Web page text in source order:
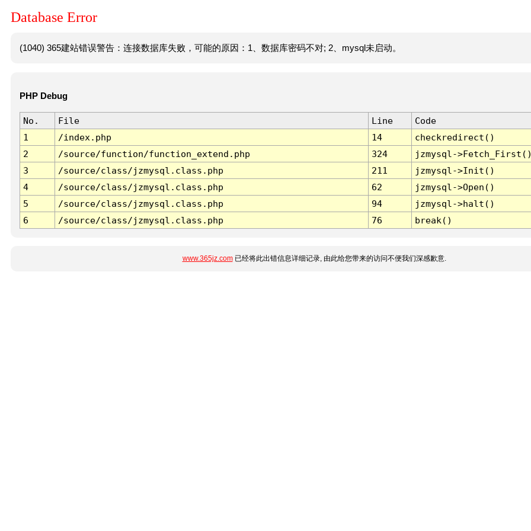
Database Error
(1040) 365建站错误警告：连接数据库失败，可能的原因：1、数据库密码不对; 2、mysql未启动。
PHP Debug
No. File Line
Code
1
/index.php 14
checkredirect()
2
/source/function/function_extend.php 324
jzmysql-
3
/source/class/jzmysql.class.php 211
jzmysql->Init()
4
/source/class/jzmysql.class.php 62
jzmysql->Open()
5
/source/class/jzmysql.class.php 94
jzmysql->halt()
6
/source/class/jzmysql.class.php 76 break()
www.365jz.com已经将此出错信息详细记录, 由此给您带来的访问不便我们深感歉意.